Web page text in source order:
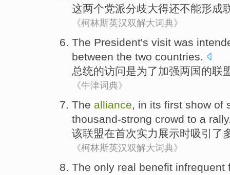
这两个党派分歧大得还不能形成
《柯林斯英汉双解大词典》
The President's visit was
between the two countries.
总统的访问是为了加强两国的联
《牛津词典》
The alliance, in its first show of
thousand-strong crowd to a rally
该联盟在首次实力 展示时吸引了
《柯林斯英汉双解大词典》
The only real benefit infrequent